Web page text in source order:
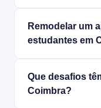
Remodelar um
estudantes em
Que desafios
Coimbra?